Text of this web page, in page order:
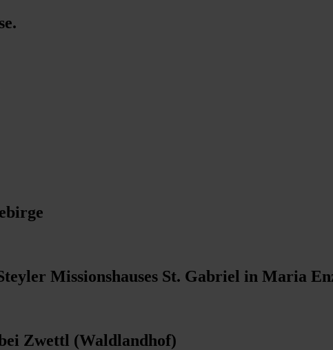
.
Missionshauses St. Gabriel in Maria
Zwettl (Waldlandhof)